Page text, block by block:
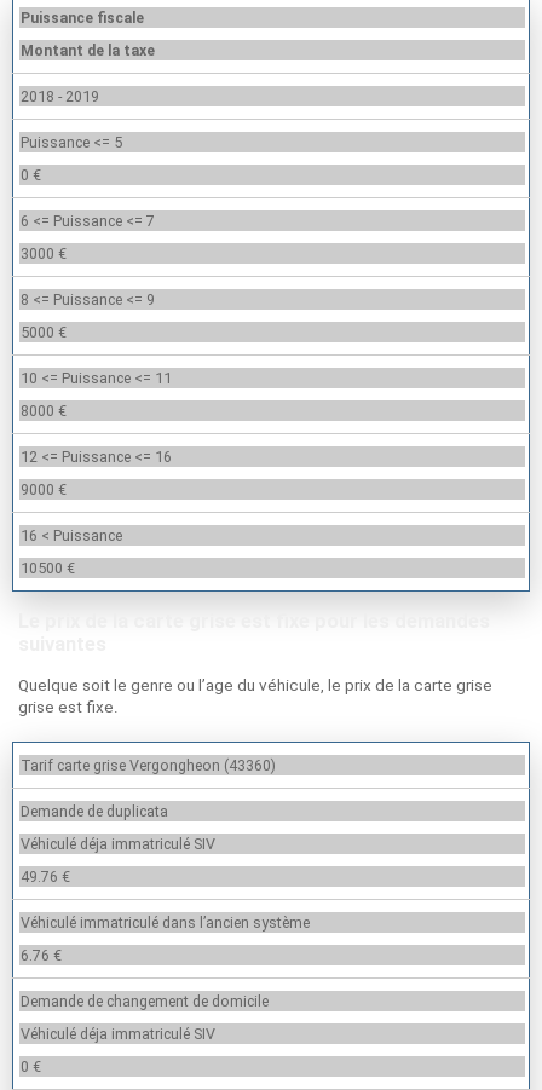
Puissance fiscale
Montant de la taxe
2018 - 2019
Puissance <= 5
0 €
6 <= Puissance <= 7
3000 €
8 <= Puissance <= 9
5000 €
10 <= Puissance <= 11
8000 €
12 <= Puissance <= 16
9000 €
16 < Puissance
10500 €
Quelque soit le genre ou l’age du véhicule, le prix de la carte grise
grise est fixe.
Tarif carte grise Vergongheon (43360)
Demande de duplicata
Véhiculé déja immatriculé SIV
49.76 €
Véhiculé immatriculé dans l’ancien système
6.76 €
Demande de changement de domicile
Véhiculé déja immatriculé SIV
0 €